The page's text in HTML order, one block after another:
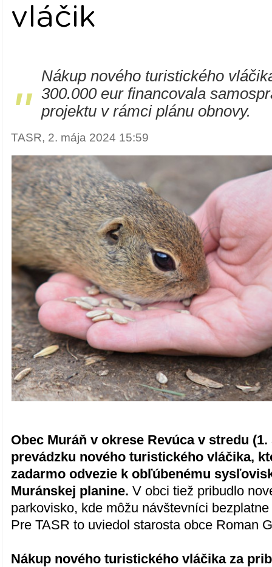
vláčik
"
Nákup nového turistického
300.000 eur financovala
projektu v rámci plánu obnovy.
TASR, 2. mája 2024 15:59
Obec Muráň v okrese Revúca v stredu
prevádzku nového turistického vláčika,
zadarmo odvezie k obľúbenému
Muránskej planine. V obci tiež pribudlo
parkovisko, kde môžu návštevníci
Pre TASR to uviedol starosta obce Roman
Nákup nového turistického vláčika za